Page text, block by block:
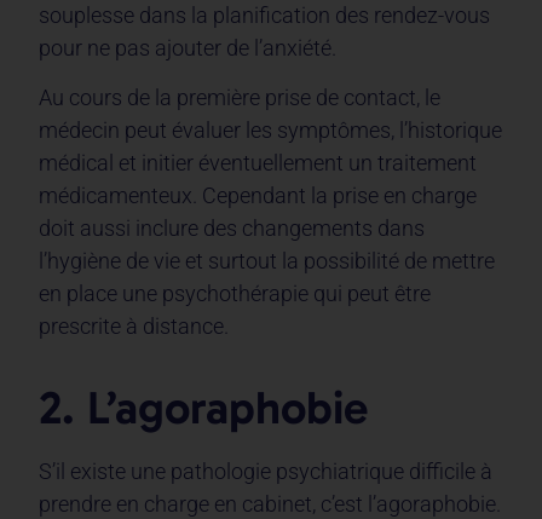
souplesse dans la planification des rendez-vous
pour ne pas ajouter de l’anxiété.
Au cours de la première prise de contact, le
médecin peut évaluer les symptômes, l’historique
médical et initier éventuellement un traitement
médicamenteux. Cependant la prise en charge
doit aussi inclure des changements dans
l’hygiène de vie et surtout la possibilité de mettre
en place une psychothérapie qui peut être
prescrite à distance.
2. L’agoraphobie
S’il existe une pathologie psychiatrique difficile à
prendre en charge en cabinet, c’est l’agoraphobie.